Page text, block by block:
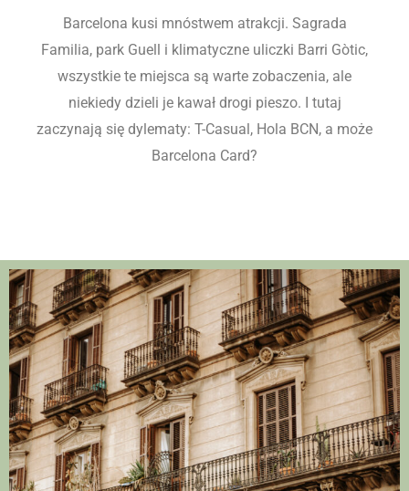
Barcelona kusi mnóstwem atrakcji. Sagrada
Familia, park Guell i klimatyczne uliczki Barri Gòtic,
wszystkie te miejsca są warte zobaczenia, ale
niekiedy dzieli je kawał drogi pieszo. I tutaj
zaczynają się dylematy: T-Casual, Hola BCN, a może
Barcelona Card?